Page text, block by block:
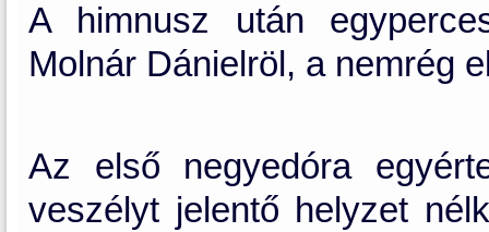
A himnusz után
Molnár Dánielröl, a nemrég
Az első negyedóra
veszélyt jelentő helyzet